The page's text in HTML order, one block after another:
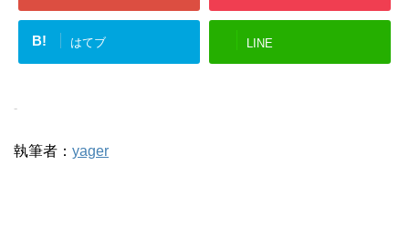
B! はてブ LINE
-
執筆者： yager